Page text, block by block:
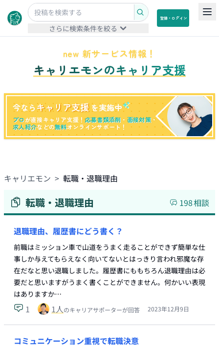
さらに検索条件を絞る
登録・ログイン
new 新サービス情報！
キャリエモンのキャリア支援
今なら キャリア支援 を実施中
プロが直接キャリア支援！応募書類添削 ・ 面接対策・
求人紹介などの無料オンラインサポート！
キャリエモン > 転職・退職理由
転職・退職理由 198相談
退職理由、履歴書にどう書く？
前職はミッション車で山道をうまく走ることができず簡単な仕
事しか与えてもらえなく向いてないとはっきり言われ邪魔な存
在だなと思い退職しました。履歴書にももちろん退職理由は必
要だと思いますがうまく書くことができません。何かいい表現
はありますか…
1 1人のキャリアサポーターが回答 2023年12月9日
コミュニケーション重視で転職決意